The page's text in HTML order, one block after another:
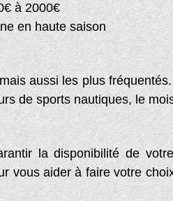
à 2000€
en haute saison
aussi les plus
de sports nautiques, le
la disponibilité de
aider à faire votre